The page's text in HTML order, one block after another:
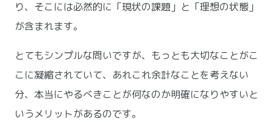
り、そこには必然的に「現状の課題」と「理想の状態」
が含まれます。
とてもシンプルな問いですが、もっとも大切なことがこ
こに凝縮されていて、あれこれ余計なことを考えない
分、本当にやるべきことが何なのか明確になりやすいと
いうメリットがあるのです。